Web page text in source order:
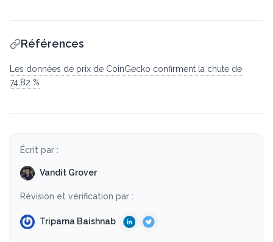
Références
Les données de prix de CoinGecko confirment la chute de
74,82 %
Écrit par :
Vandit Grover
Révision et vérification par :
Triparna Baishnab